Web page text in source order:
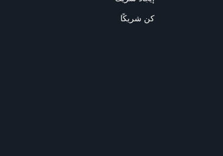
كن شريكًا